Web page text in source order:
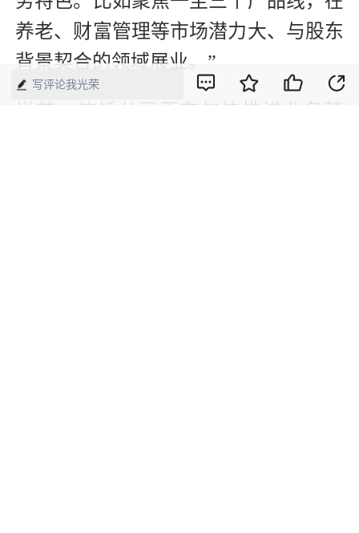
养老、财富管理等市场潜力大、与股东
背景契合的领域展业。”
当前，信托公司正在加快推进业务转
写评论我光荣